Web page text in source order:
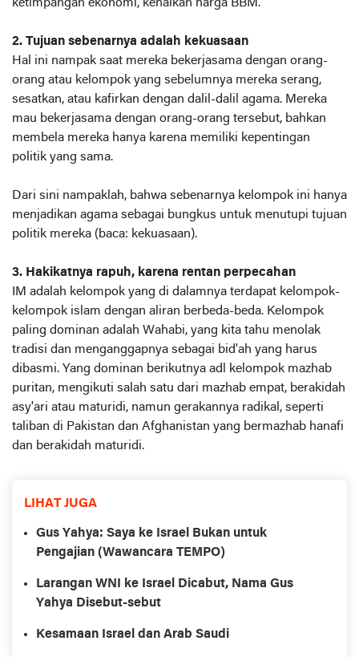
ketimpangan ekonomi, kenaikan harga BBM.
2. Tujuan sebenarnya adalah kekuasaan
Hal ini nampak saat mereka bekerjasama dengan orang-
orang atau kelompok yang sebelumnya mereka serang,
sesatkan, atau kafirkan dengan dalil-dalil agama. Mereka
mau bekerjasama dengan orang-orang tersebut, bahkan
membela mereka hanya karena memiliki kepentingan
politik yang sama.
Dari sini nampaklah, bahwa sebenarnya kelompok ini hanya
menjadikan agama sebagai bungkus untuk menutupi tujuan
politik mereka (baca: kekuasaan).
3. Hakikatnya rapuh, karena rentan perpecahan
IM adalah kelompok yang di dalamnya terdapat kelompok-
kelompok islam dengan aliran berbeda-beda. Kelompok
paling dominan adalah Wahabi, yang kita tahu menolak
tradisi dan menganggapnya sebagai bid'ah yang harus
dibasmi. Yang dominan berikutnya adl kelompok mazhab
puritan, mengikuti salah satu dari mazhab empat, berakidah
asy'ari atau maturidi, namun gerakannya radikal, seperti
taliban di Pakistan dan Afghanistan yang bermazhab hanafi
dan berakidah maturidi.
LIHAT JUGA
Gus Yahya: Saya ke Israel Bukan untuk
Pengajian (Wawancara TEMPO)
Larangan WNI ke Israel Dicabut, Nama Gus
Yahya Disebut-sebut
Kesamaan Israel dan Arab Saudi